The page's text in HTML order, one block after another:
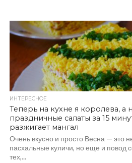
ИНТЕРЕСНОЕ
Теперь на кухне я королева, а
праздничные салаты за 15
разжигает мангал
Очень вкусно и просто Весна — это
пасхальные куличи, но еще и повод
тех,...